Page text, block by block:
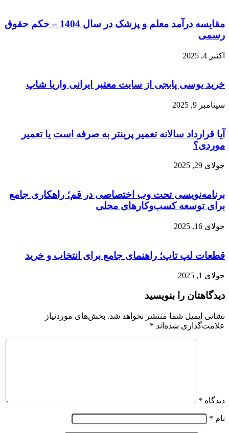
مقایسه درآمد معلم و پزشک در سال 1404 – حکم حقوق
رسمی
اکتبر 4, 2025
خرید یوسی پابجی از سایت معتبر ایرانی واریا شاپ
سپتامبر 9, 2025
آیا قرارداد سالانه تعمیر پرینتر به صرفه است یا تعمیر
موردی؟
جولای 29, 2025
برنامه‌نویسی تحت وب اختصاصی در قم؛ راهکاری جامع
برای توسعه کسب‌وکارهای محلی
جولای 16, 2025
قطعات لپ تاپ؛ راهنمای جامع برای انتخاب و خرید
جولای 1, 2025
دیدگاهتان را بنویسید
نشانی ایمیل شما منتشر نخواهد شد. بخش‌های موردنیاز
علامت‌گذاری شده‌اند *
دیدگاه *
نام *